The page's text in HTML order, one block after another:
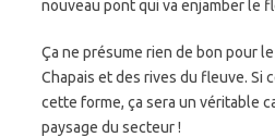
nouveau pont qui va enjamber le
Ça ne présume rien de bon pour
Chapais et des rives du fleuve. Si
cette forme, ça sera un véritable
paysage du secteur !